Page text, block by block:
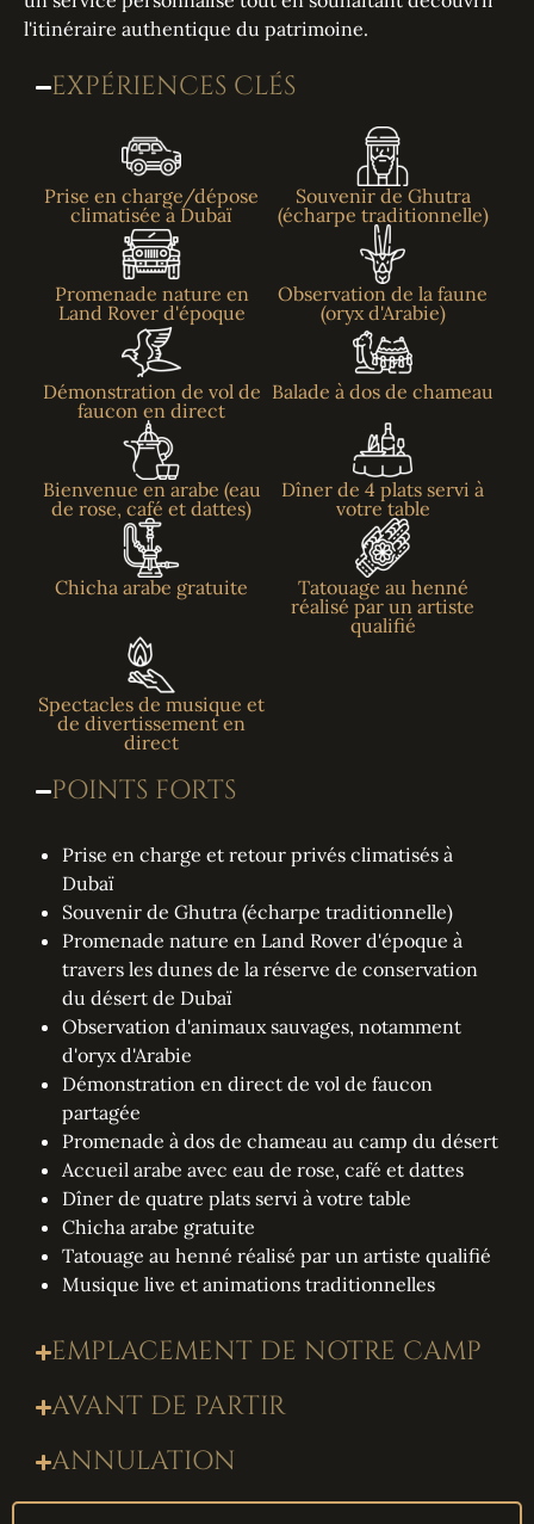
l'itinéraire authentique du patrimoine.
EXPÉRIENCES CLÉS
Prise en charge/dépose
climatisée à Dubaï
Souvenir de Ghutra
(écharpe traditionnelle)
Promenade nature en
Land Rover d'époque
Observation de la faune
(oryx d'Arabie)
Démonstration de vol de
faucon en direct
Balade à dos de chameau
Bienvenue en arabe (eau
de rose, café et dattes)
Dîner de 4 plats servi à
votre table
Chicha arabe gratuite
Tatouage au henné
réalisé par un artiste
qualifié
Spectacles de musique et
de divertissement en
direct
POINTS FORTS
Prise en charge et retour privés climatisés à
Dubaï
Souvenir de Ghutra (écharpe traditionnelle)
Promenade nature en Land Rover d'époque à
travers les dunes de la réserve de conservation
du désert de Dubaï
Observation d'animaux sauvages, notamment
d'oryx d'Arabie
Démonstration en direct de vol de faucon
partagée
Promenade à dos de chameau au camp du désert
Accueil arabe avec eau de rose, café et dattes
Dîner de quatre plats servi à votre table
Chicha arabe gratuite
Tatouage au henné réalisé par un artiste qualifié
Musique live et animations traditionnelles
EMPLACEMENT DE NOTRE CAMP
AVANT DE PARTIR
ANNULATION